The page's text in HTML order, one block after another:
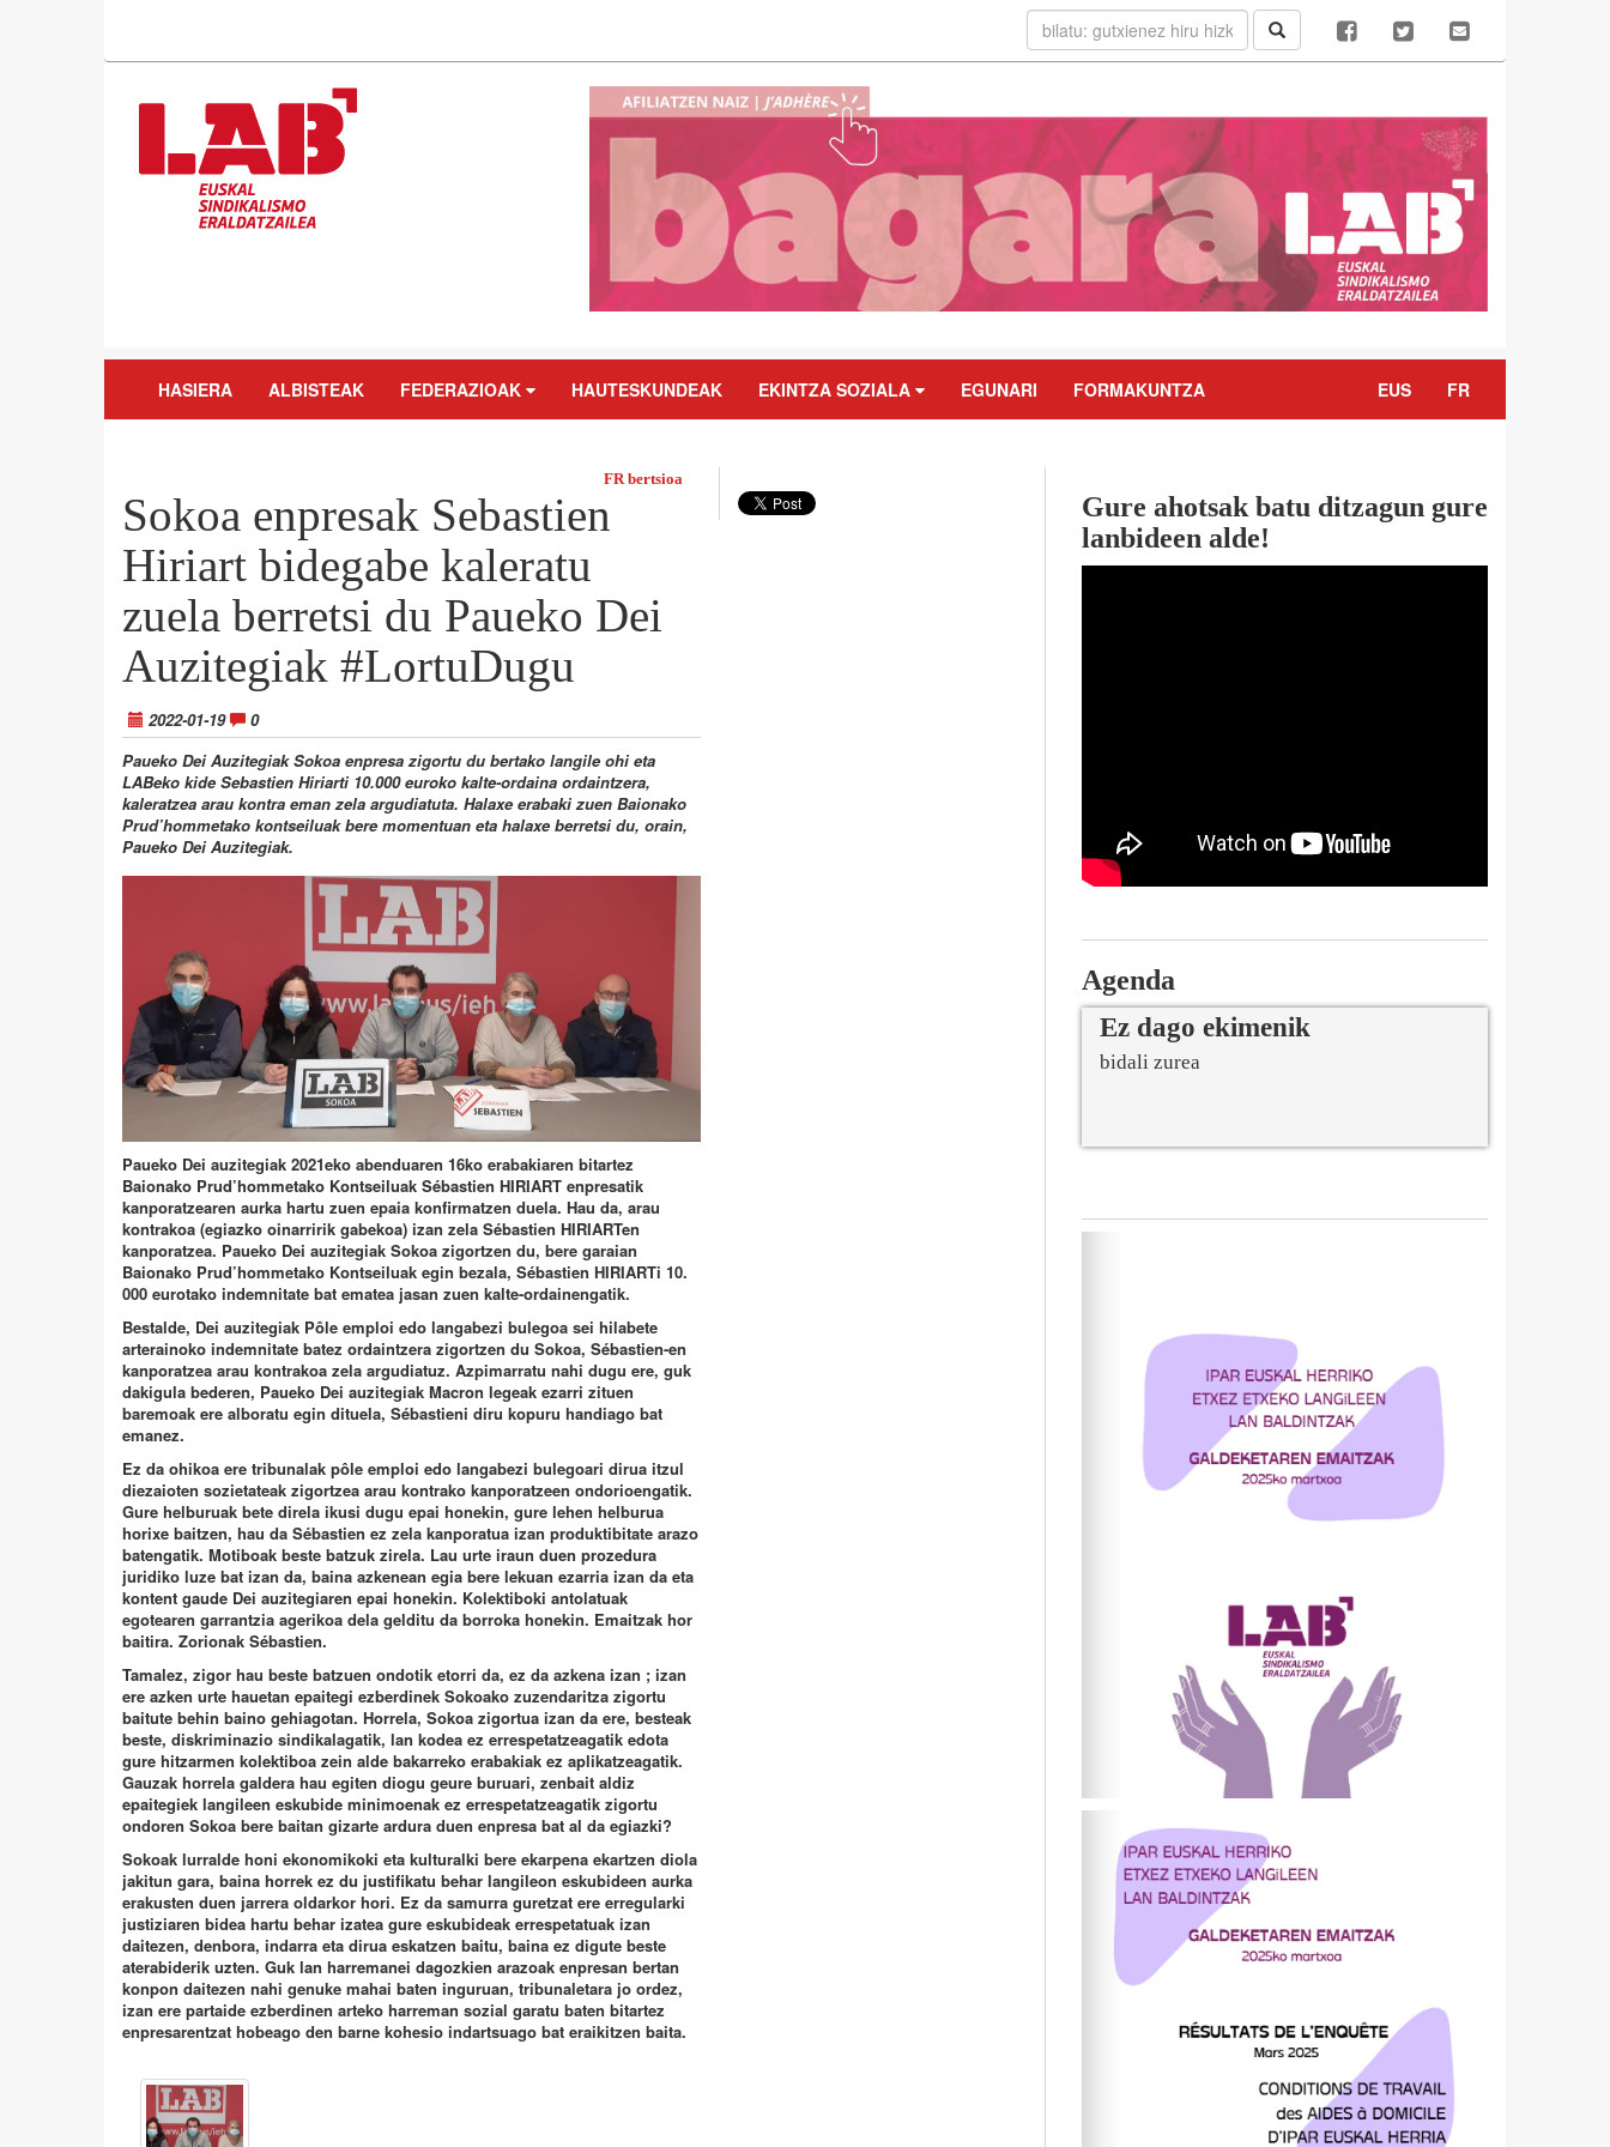
HASIERA ALBISTEAK FEDERAZIOAK HAUTESKUNDEAK EKINTZA SOZIALA EGUNARI FORMAKUNTZA EUS FR
FR bertsioa
Sokoa enpresak Sebastien
Hiriart bidegabe kaleratu
zuela berretsi du Paueko Dei
Auzitegiak #LortuDugu
2022-01-19
0
Paueko Dei Auzitegiak Sokoa enpresa zigortu du bertako langile ohi eta
LABeko kide Sebastien Hiriarti 10.000 euroko kalte-ordaina ordaintzera,
kaleratzea arau kontra eman zela argudiatuta. Halaxe erabaki zuen Baionako
Prud’hommetako kontseiluak bere momentuan eta halaxe berretsi du, orain,
Paueko Dei Auzitegiak.
Paueko Dei auzitegiak 2021eko abenduaren 16ko erabakiaren bitartez
Baionako Prud’hommetako Kontseiluak Sébastien HIRIART enpresatik
kanporatzearen aurka hartu zuen epaia konfirmatzen duela. Hau da, arau
kontrakoa (egiazko oinarririk gabekoa) izan zela Sébastien HIRIARTen
kanporatzea. Paueko Dei auzitegiak Sokoa zigortzen du, bere garaian
Baionako Prud’hommetako Kontseiluak egin bezala, Sébastien HIRIARTi 10.
000 eurotako indemnitate bat ematea jasan zuen kalte-ordainengatik.
Bestalde, Dei auzitegiak Pôle emploi edo langabezi bulegoa sei hilabete
arterainoko indemnitate batez ordaintzera zigortzen du Sokoa, Sébastien-en
kanporatzea arau kontrakoa zela argudiatuz. Azpimarratu nahi dugu ere, guk
dakigula bederen, Paueko Dei auzitegiak Macron legeak ezarri zituen
baremoak ere alboratu egin dituela, Sébastieni diru kopuru handiago bat
emanez.
Ez da ohikoa ere tribunalak pôle emploi edo langabezi bulegoari dirua itzul
diezaioten sozietateak zigortzea arau kontrako kanporatzeen ondorioengatik.
Gure helburuak bete direla ikusi dugu epai honekin, gure lehen helburua
horixe baitzen, hau da Sébastien ez zela kanporatua izan produktibitate arazo
batengatik. Motiboak beste batzuk zirela. Lau urte iraun duen prozedura
juridiko luze bat izan da, baina azkenean egia bere lekuan ezarria izan da eta
kontent gaude Dei auzitegiaren epai honekin. Kolektiboki antolatuak
egotearen garrantzia agerikoa dela gelditu da borroka honekin. Emaitzak hor
baitira. Zorionak Sébastien.
Tamalez, zigor hau beste batzuen ondotik etorri da, ez da azkena izan ; izan
ere azken urte hauetan epaitegi ezberdinek Sokoako zuzendaritza zigortu
baitute behin baino gehiagotan. Horrela, Sokoa zigortua izan da ere, besteak
beste, diskriminazio sindikalagatik, lan kodea ez errespetatzeagatik edota
gure hitzarmen kolektiboa zein alde bakarreko erabakiak ez aplikatzeagatik.
Gauzak horrela galdera hau egiten diogu geure buruari, zenbait aldiz
epaitegiek langileen eskubide minimoenak ez errespetatzeagatik zigortu
ondoren Sokoa bere baitan gizarte ardura duen enpresa bat al da egiazki?
Sokoak lurralde honi ekonomikoki eta kulturalki bere ekarpena ekartzen diola
jakitun gara, baina horrek ez du justifikatu behar langileon eskubideen aurka
erakusten duen jarrera oldarkor hori. Ez da samurra guretzat ere erregularki
justiziaren bidea hartu behar izatea gure eskubideak errespetatuak izan
daitezen, denbora, indarra eta dirua eskatzen baitu, baina ez digute beste
aterabiderik uzten. Guk lan harremanei dagozkien arazoak enpresan bertan
konpon daitezen nahi genuke mahai baten inguruan, tribunaletara jo ordez,
izan ere partaide ezberdinen arteko harreman sozial garatu baten bitartez
enpresarentzat hobeago den barne kohesio indartsuago bat eraikitzen baita.
Gure ahotsak batu ditzagun gure
lanbideen alde!
Agenda
Ez dago ekimenik
bidali zurea